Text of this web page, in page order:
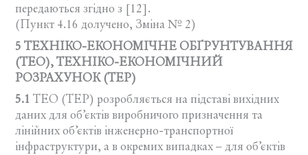
передаються згідно з [12].
(Пункт 4.16 долучено, Зміна № 2)
5 ТЕХНІКО-ЕКОНОМІЧНЕ ОБҐРУНТУВАННЯ
(ТЕО), ТЕХНІКО-ЕКОНОМІЧНИЙ
РОЗРАХУНОК (ТЕР)
5.1 ТЕО (ТЕР) розробляється на підставі вихідних
даних для об’єктів виробничого призначення та
лінійних об’єктів інженерно-транспортної
інфраструктури, а в окремих випадках – для об’єктів